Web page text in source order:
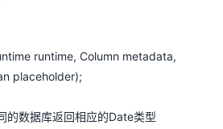
runtime, Column metadata,
placeholder);
的数据库返回相应的Date类型